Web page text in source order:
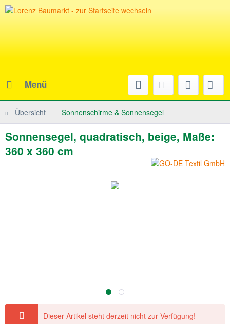
Menü
Übersicht Sonnenschirme & Sonnensegel
Sonnensegel, quadratisch, beige, Maße:
360 x 360 cm
Dieser Artikel steht derzeit nicht zur Verfügung!